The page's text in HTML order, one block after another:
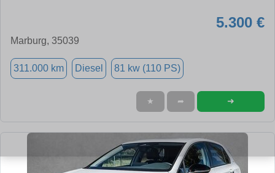
5.300 €
Marburg, 35039
311.000 km Diesel 81 kw (110 PS)
★ ➦ ➜